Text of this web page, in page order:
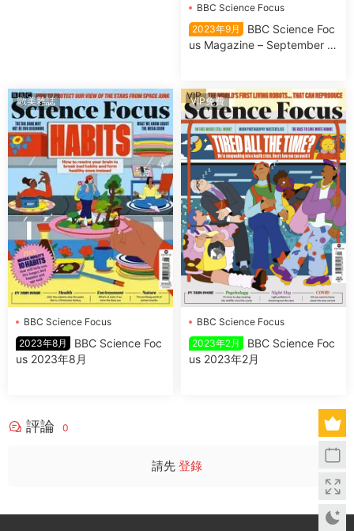
BBC Science Focus
Science Focus
2023年9月
BBC Science Foc
us Magazine – September 2
歐美雜誌
BBC Science Focus
2023年8月
BBC Science Foc
us 2023年8月
VIP免費
BBC Science Focus
2023年2月
BBC Science Foc
us 2023年2月
VIP
評論 0
請先 登錄